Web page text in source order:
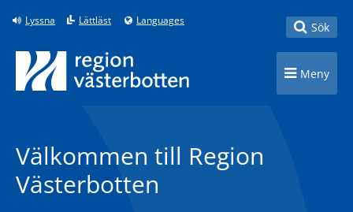
Till innehåll på sidan
Lyssna Lättläst Languages Toggle
Sök
Toggle
Meny
Välkommen till Region
Västerbotten